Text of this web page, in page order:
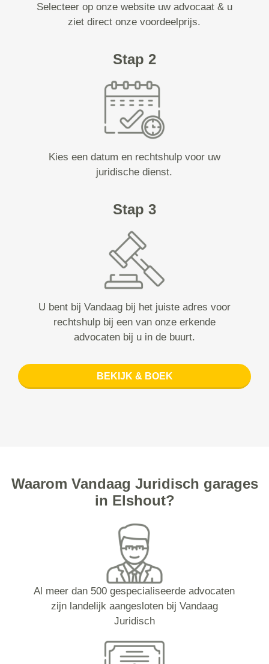
Selecteer op onze website uw advocaat & u
ziet direct onze voordeelprijs.
Stap 2
Kies een datum en rechtshulp voor uw
juridische dienst.
Stap 3
U bent bij Vandaag bij het juiste adres voor
rechtshulp bij een van onze erkende
advocaten bij u in de buurt.
BEKIJK & BOEK
Waarom Vandaag Juridisch garages
in Elshout?
Al meer dan 500 gespecialiseerde advocaten
zijn landelijk aangesloten bij Vandaag
Juridisch